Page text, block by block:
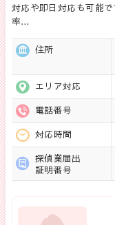
対応や即日対応も可能
率…
住所
エリア対応
電話番号
対応時間
探偵業届出
証明番号